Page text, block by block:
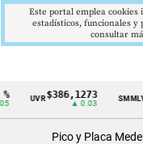
Cintillo
UVR$386,1273
▲ 0.03
SMMLV
Pico y Placa
Este portal emplea
estadísticos, funcionales y
consultar